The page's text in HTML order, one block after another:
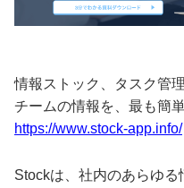
情報ストック、タスク管
チームの情報を、最も簡
https://www.stock-app.info/
Stockは、社内のあらゆ